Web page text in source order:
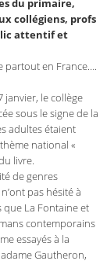
du primaire,
collégiens, profs
attentif et
partout en France….
janvier, le collège
sous le signe de la
adultes étaient
national «
livre.
de genres
pas hésité à
que La Fontaine et
contemporains
essayés à la
Gautheron,